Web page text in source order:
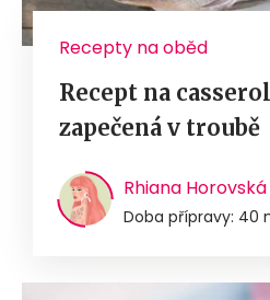
Recepty na oběd
Recept na
zapečená v troubě
Rhiana Horovská
Doba přípravy: 40